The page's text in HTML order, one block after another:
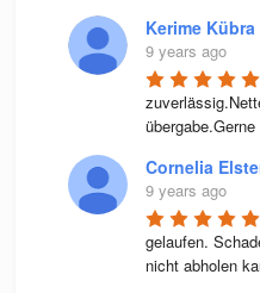
Kerime
9 years ago
Cornelia
9 years ago
gelaufen.
nicht abholen